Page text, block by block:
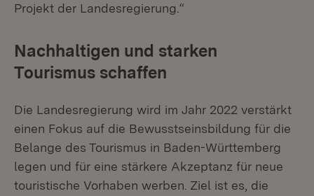
Projekt der Landesregierung.“
Nachhaltigen und starken
Tourismus schaffen
Die Landesregierung wird im Jahr 2022 verstärkt
einen Fokus auf die Bewusstseinsbildung für die
Belange des Tourismus in Baden-Württemberg
legen und für eine stärkere Akzeptanz für neue
touristische Vorhaben werben. Ziel ist es, die